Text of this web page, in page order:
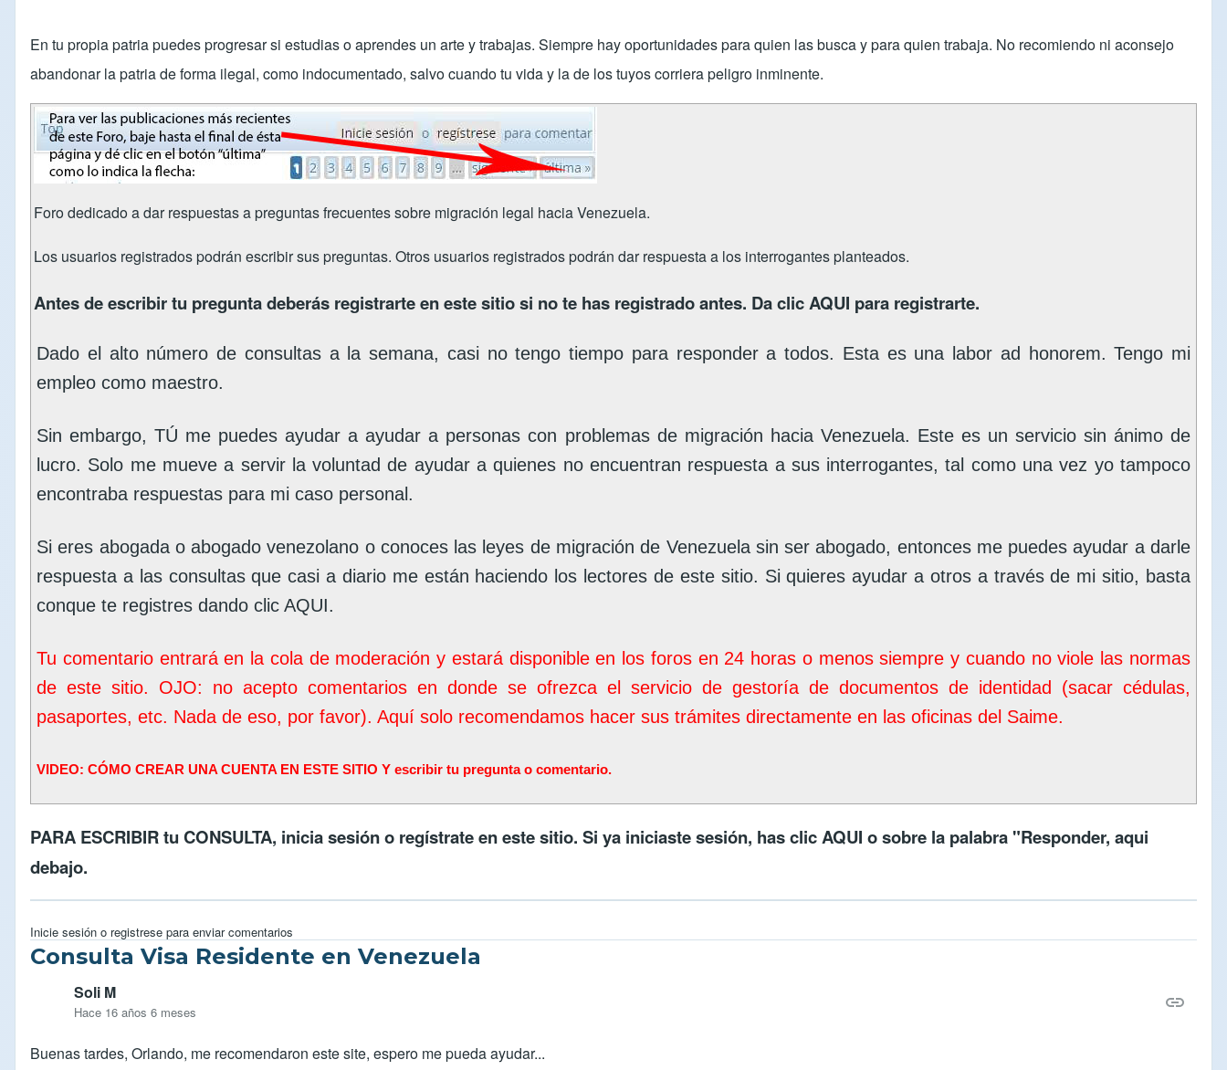
En tu propia patria puedes progresar si estudias o aprendes un arte y trabajas. Siempre hay oportunidades para quien las busca y para quien trabaja. No recomiendo ni aconsejo
abandonar la patria de forma ilegal, como indocumentado, salvo cuando tu vida y la de los tuyos corriera peligro inminente.
Foro dedicado a dar respuestas a preguntas frecuentes sobre migración legal hacia Venezuela.
Los usuarios registrados podrán escribir sus preguntas. Otros usuarios registrados podrán dar respuesta a los interrogantes planteados.
Antes de escribir tu pregunta deberás registrarte en este sitio si no te has registrado antes. Da clicAQUI para registrarte.
Dado el alto número de consultas a la semana, casi no tengo tiempo para responder a todos. Esta es una labor ad honorem. Tengo mi
empleo como maestro.
Sin embargo, TÚ me puedes ayudar a ayudar a personas con problemas de migración hacia Venezuela. Este es un servicio sin ánimo de
lucro. Solo me mueve a servir la voluntad de ayudar a quienes no encuentran respuesta a sus interrogantes, tal como una vez yo tampoco
encontraba respuestas para mi caso personal.
Si eres abogada o abogado venezolano o conoces las leyes de migración de Venezuela sin ser abogado, entonces me puedes ayudar a darle
respuesta a las consultas que casi a diario me están haciendo los lectores de este sitio. Si quieres ayudar a otros a través de mi sitio, basta
conque te registres dando clic AQUI.
Tu comentario entrará en la cola de moderación y estará disponible en los foros en 24 horas o menos siempre y cuando no viole las normas
de este sitio. OJO: no acepto comentarios en donde se ofrezca el servicio de gestoría de documentos de identidad (sacar cédulas,
pasaportes, etc. Nada de eso, por favor). Aquí solo recomendamos hacer sus trámites directamente en las oficinas del Saime.
VIDEO: CÓMO CREAR UNA CUENTA EN ESTE SITIO Y escribir tu pregunta o comentario.
PARA ESCRIBIR tu CONSULTA, inicia sesióno regístrate en este sitio. Si ya iniciaste sesión, has clicAQUI o sobre la palabra "Responder, aqui
debajo.
Inicie sesión o registrese para enviar comentarios
Consulta Visa Residente en Venezuela
Soli M
Hace 16 años 6 meses
Buenas tardes, Orlando, me recomendaron este site, espero me pueda ayudar...